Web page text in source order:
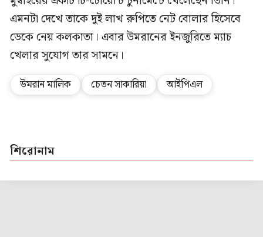
এমনটা দেখে তাকে দুই লাখ রুপিতে নেট বোলার হিসেবে
ডেকে নেয় কলকাতা। এবার উমরানের ইনজুরিতে ম্যাচ
খেলার সুযোগ তার সামনে।
উমরান মালিক চেতন সাকারিয়া আইপিএল
শিরোনাম